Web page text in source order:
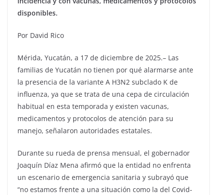
disponibles.
Por David Rico
Mérida, Yucatán, a 17 de diciembre de 2025.– Las
familias de Yucatán no tienen por qué alarmarse ante
la presencia de la variante A H3N2 subclado K de
influenza, ya que se trata de una cepa de circulación
habitual en esta temporada y existen vacunas,
medicamentos y protocolos de atención para su
manejo, señalaron autoridades estatales.
Durante su rueda de prensa mensual, el gobernador
Joaquín Díaz Mena afirmó que la entidad no enfrenta
un escenario de emergencia sanitaria y subrayó que
“no estamos frente a una situación como la del Covid-